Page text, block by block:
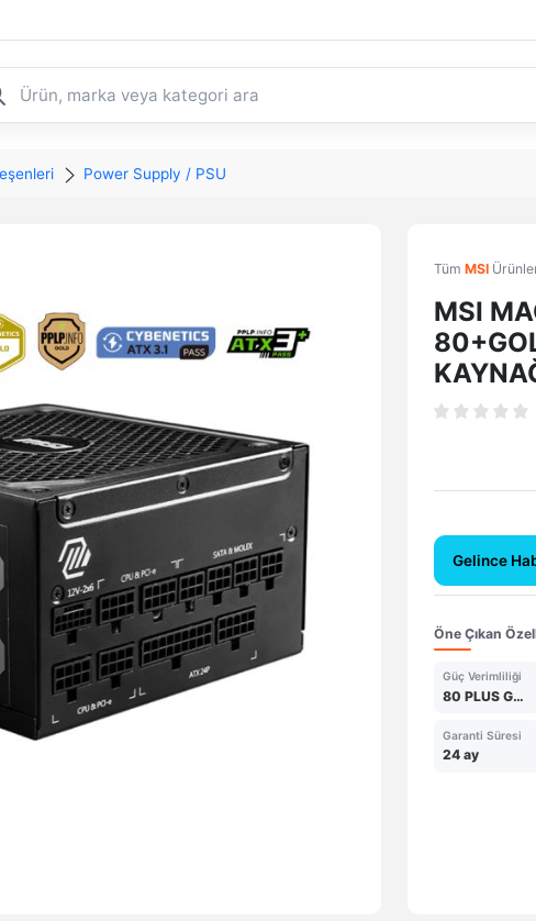
Power Supply / PSU
Tüm MSI
MSI
Gelince
Öne Çıkan
Güç Verimliliği
80 PLUS GOLD
Garanti Süresi
24 ay